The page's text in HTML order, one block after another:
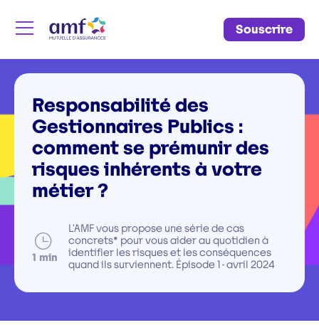
Menu
Souscrire
Responsabilité des
Gestionnaires Publics :
comment se prémunir des
risques inhérents à votre
métier ?
Temps
de
lecture
1 min minutes
L’AMF vous propose une série de cas
concrets* pour vous aider au quotidien à
identifier les risques et les conséquences
quand ils surviennent. Épisode 1 - avril 2024